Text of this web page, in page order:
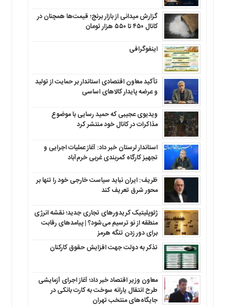
گزارش میدانی از بازار برنج؛ قیمت‌ها همچنان در
کانال ۴۵۰ تا ۵۵۰ هزار تومان
اینفوگرافی
تأکید معاون اقتصادی استاندار بر حمایت از تولید
و عرضه پایدار کالاهای اساسی
ویدیوی عجیبی که حمید رسایی با موضوع
مذاکرات در کانال خود منتشر کرد
استاندار لرستان خبر داد: آغاز عملیات اجرایی و
تجهیز کارگاه کمربندی غربی خرم‌آباد
ظریف: ایران نباید سیاست خارجی خود را تنها بر
محور شرق تعریف کند
ژئوپلیتیک کریدورهای تجاری جدید؛ نقشه انرژی
منطقه‌ از نو ترسیم می‌شود؟ | پیامدهای رقابت
برای دور زدن تنگه هرمز
تذکر به دولت جهت افزایش حقوق کارکنان ‌
معاون وزیر اقتصاد خبر داد؛ آغاز اجرای آزمایشی
طرح انتقال یارانه سوخت به کارت بانکی در
جایگاه‌های منتخب تهران